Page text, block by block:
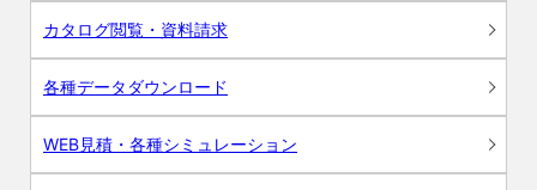
カタログ閲覧・資料請求
各種データダウンロード
WEB見積・各種シミュレーション